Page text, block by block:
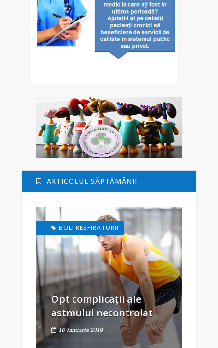
ARTICOLUL SĂPTĂMÂNII
BOLI RESPIRATORII
Opt complicații ale
astmului necontrolat
10 ianuarie 2019